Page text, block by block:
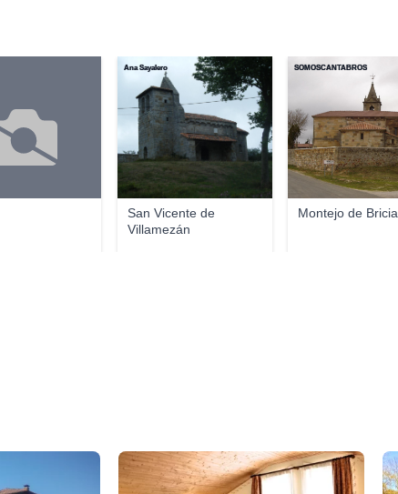
San Vicente de
Villamezán
Ana Sayalero
Montejo de Bricia
SOMOSCANTABROS